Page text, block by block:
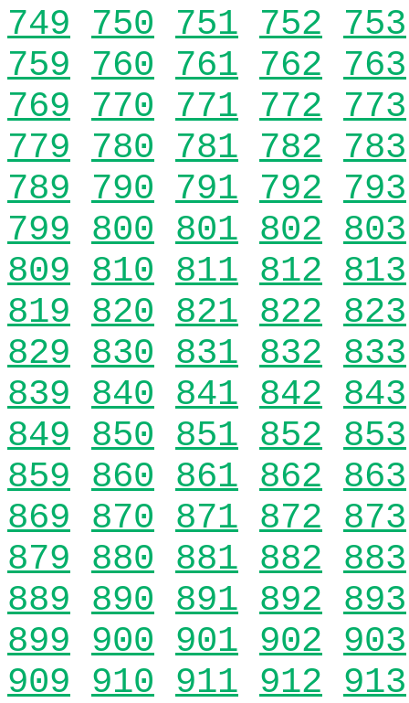
749 750 751 752 753
759 760 761 762 763
769 770 771 772 773
779 780 781 782 783
789 790 791 792 793
799 800 801 802 803
809 810 811 812 813
819 820 821 822 823
829 830 831 832 833
839 840 841 842 843
849 850 851 852 853
859 860 861 862 863
869 870 871 872 873
879 880 881 882 883
889 890 891 892 893
899 900 901 902 903
909 910 911 912 913